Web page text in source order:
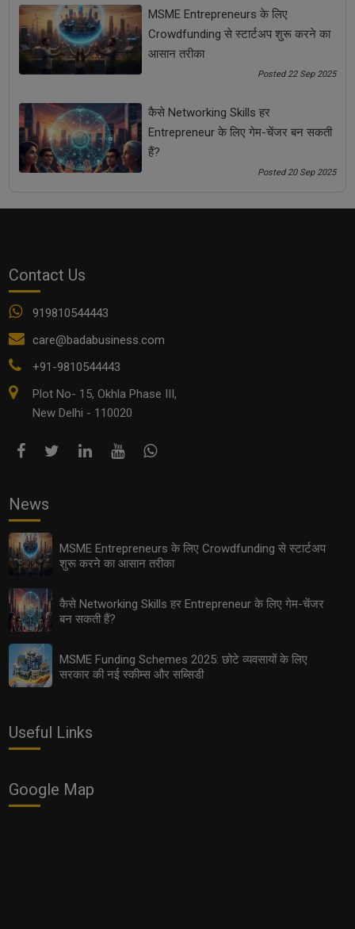
सरकार की नई स्कीम्स और सब्सिडीMSME Entrepreneurs के लिए
Crowdfunding से स्टार्टअप शुरू करने का
आसान तरीका
Posted 22 Sep 2025
कैसे Networking Skills हर
Entrepreneur के लिए गेम-चेंजर बन सकती
हैं?
Posted 20 Sep 2025
Contact Us
919810544443
care@badabusiness.com
+91-9810544443
Plot No- 15, Okhla Phase III,
New Delhi - 110020
News
MSME Entrepreneurs के लिए Crowdfunding से स्टार्टअप
शुरू करने का आसान तरीका
कैसे Networking Skills हर Entrepreneur के लिए गेम-चेंजर
बन सकती हैं?
MSME Funding Schemes 2025: छोटे व्यवसायों के लिए
सरकार की नई स्कीम्स और सब्सिडी
Useful Links
Google Map